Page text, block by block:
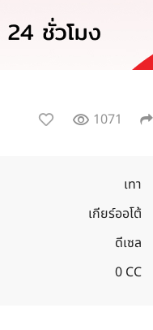
1071
เทา
เกียร์ออโต้
ดีเซล
0 CC